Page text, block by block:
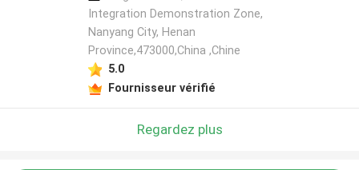
Integration Demonstration Zone,
Nanyang City, Henan
Province,473000,China ,Chine
5.0
Fournisseur vérifié
Regardez plus